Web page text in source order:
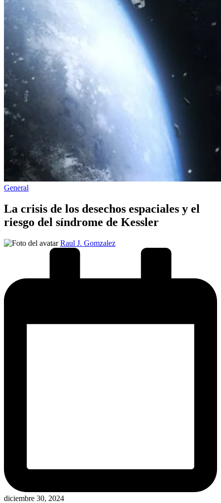
Publicado
General
La crisis de los desechos espaciales y el
riesgo del síndrome de Kessler
Publicado
Raul J. Gomzalez
diciembre 30, 2024